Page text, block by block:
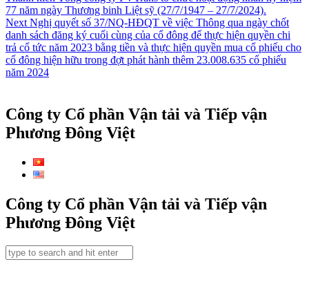
hướng
bài
viết
77 năm ngày Thương binh Liệt sỹ (27/7/1947 – 27/7/2024).
Next Next
post:
Nghị quyết số 37/NQ-HĐQT về việc Thông qua ngày chốt
danh sách đăng ký cuối cùng của cổ đông để thực hiện quyền chi
trả cổ tức năm 2023 bằng tiền và thực hiện quyền mua cổ phiếu cho
cổ đông hiện hữu trong đợt phát hành thêm 23.008.635 cổ phiếu
năm 2024
Công ty Cổ phần Vận tải và Tiếp vận
Phương Đông Việt
Công ty Cổ phần Vận tải và Tiếp vận
Phương Đông Việt